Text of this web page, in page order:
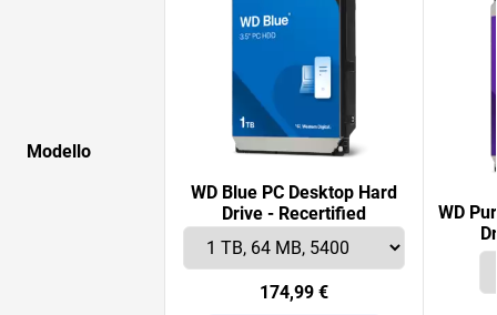
Modello
WD Blue PC Desktop Hard
Drive - Recertified
174,99 €
WD